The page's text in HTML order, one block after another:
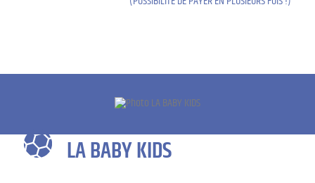
LA BABY KIDS